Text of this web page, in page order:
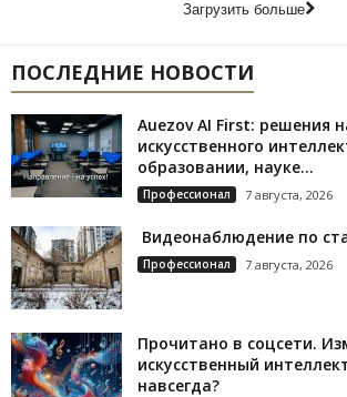
Загрузить больше
ПОСЛЕДНИЕ НОВОСТИ
Auezov AI First: решения
искусственного
образовании, науке...
Профессионал 7 августа, 2026
Видеонаблюдение по
Профессионал 7 августа, 2026
Прочитано в соцсети.
искусственный
навсегда?